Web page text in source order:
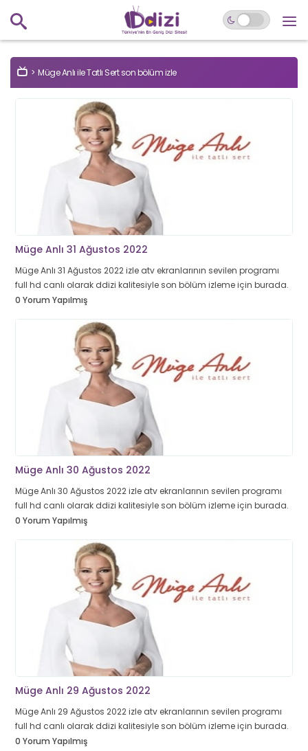
Müge Anlı ile Tatlı Sert son bölüm izle
Müge Anlı 31 Ağustos 2022
Müge Anlı 31 Ağustos 2022 izle atv ekranlarının sevilen programı
full hd canlı olarak ddizi kalitesiyle son bölüm izleme için burada.
0 Yorum Yapılmış
Müge Anlı 30 Ağustos 2022
Müge Anlı 30 Ağustos 2022 izle atv ekranlarının sevilen programı
full hd canlı olarak ddizi kalitesiyle son bölüm izleme için burada.
0 Yorum Yapılmış
Müge Anlı 29 Ağustos 2022
Müge Anlı 29 Ağustos 2022 izle atv ekranlarının sevilen programı
full hd canlı olarak ddizi kalitesiyle son bölüm izleme için burada.
0 Yorum Yapılmış